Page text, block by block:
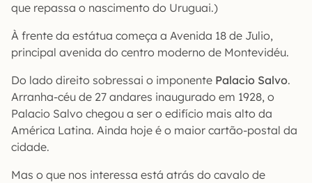
que repassa o nascimento do Uruguai.)
À frente da estátua começa a Avenida 18 de Julio,
principal avenida do centro moderno de Montevidéu.
Do lado direito sobressai o imponente Palacio Salvo.
Arranha-céu de 27 andares inaugurado em 1928, o
Palacio Salvo chegou a ser o edifício mais alto da
América Latina. Ainda hoje é o maior cartão-postal da
cidade.
Mas o que nos interessa está atrás do cavalo de